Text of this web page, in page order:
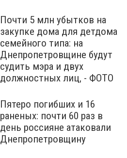
Почти 5 млн убытков на
закупке дома для детдома
семейного типа: на
Днепропетровщине будут
судить мэра и двух
должностных лиц, - ФОТО
Пятеро погибших и 16
раненых: почти 60 раз в
день россияне атаковали
Днепропетровщину